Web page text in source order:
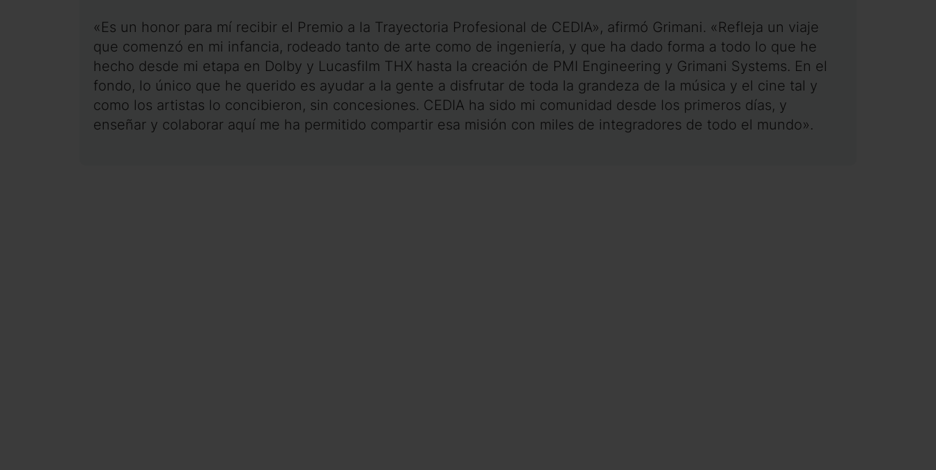
«Es un honor para mí recibir el Premio a la Trayectoria Profesional de CEDIA», afirmó Grimani. «Refleja un viaje
que comenzó en mi infancia, rodeado tanto de arte como de ingeniería, y que ha dado forma a todo lo que he
hecho desde mi etapa en Dolby y Lucasfilm THX hasta la creación de PMI Engineering y Grimani Systems. En el
fondo, lo único que he querido es ayudar a la gente a disfrutar de toda la grandeza de la música y el cine tal y
como los artistas lo concibieron, sin concesiones. CEDIA ha sido mi comunidad desde los primeros días, y
enseñar y colaborar aquí me ha permitido compartir esa misión con miles de integradores de todo el mundo».